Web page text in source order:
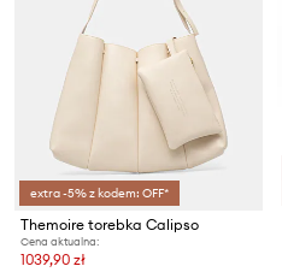
extra -5% z kodem: OFF*
Themoire torebka Calipso
Cena aktualna:
1039,90 zł